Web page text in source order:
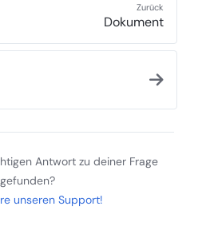
Zurück
Dokument
Antwort zu deiner Frage
gefunden?
unseren Support!